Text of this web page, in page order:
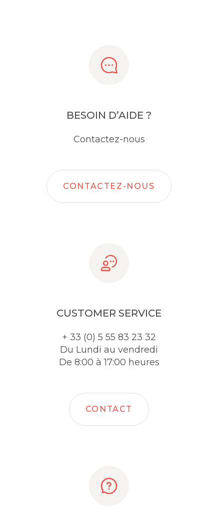
BESOIN D’AIDE ?
Contactez-nous
CONTACTEZ-NOUS
CUSTOMER SERVICE
+ 33 (0) 5 55 83 23 32
Du Lundi au vendredi
De 8:00 à 17:00 heures
CONTACT